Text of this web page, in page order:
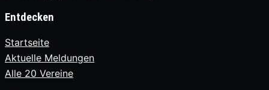
Entdecken
Startseite
Aktuelle Meldungen
Alle 20 Vereine